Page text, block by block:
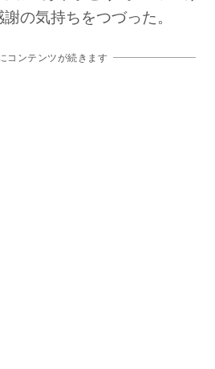
の気持ちをつづった。
コンテンツが続きます